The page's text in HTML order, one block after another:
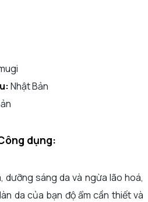
Nhật Bản
dụng:
dưỡng sáng da và ngừa lão hoá,
da của bạn độ ẩm cần thiết và